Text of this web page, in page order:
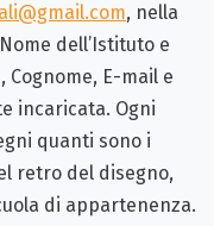
, nella
dell’Istituto e
E-mail e
incaricata. Ogni
quanti sono i
retro del disegno,
di appartenenza.